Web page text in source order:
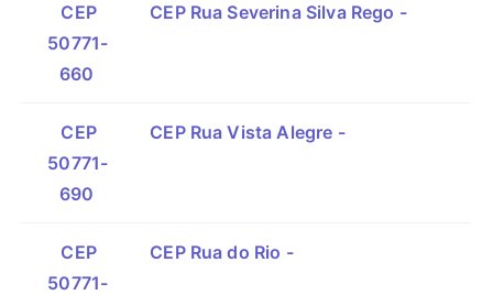
CEP
50771-
660
CEP Rua Severina Silva Rego -
CEP
50771-
690
CEP Rua Vista Alegre -
CEP
50771-
CEP Rua do Rio -